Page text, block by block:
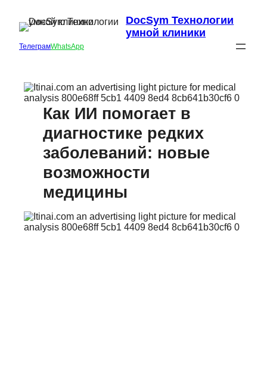
DocSym Технологии
умной клиники
ТелеграмWhatsApp
Как ИИ помогает в
диагностике редких
заболеваний: новые
возможности
медицины